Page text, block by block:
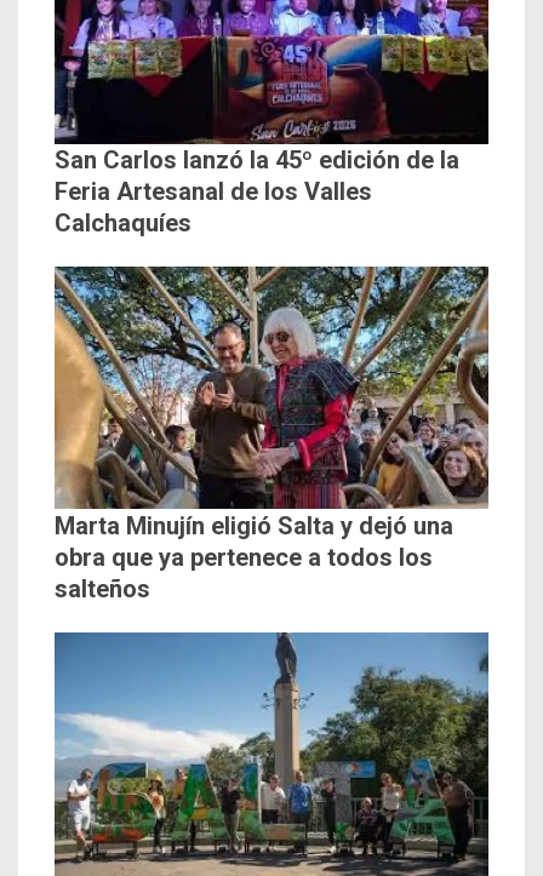
San Carlos lanzó la 45º edición de la
Feria Artesanal de los Valles
Calchaquíes
Marta Minujín eligió Salta y dejó una
obra que ya pertenece a todos los
salteños